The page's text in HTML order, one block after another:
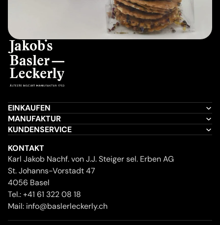
EINKAUFEN
MANUFAKTUR
KUNDENSERVICE
KONTAKT
Karl Jakob Nachf. von J.J. Steiger sel. Erben AG
St. Johanns-Vorstadt 47
4056 Basel
Tel.:+41 61 322 08 18
Mail: info@baslerleckerly.ch